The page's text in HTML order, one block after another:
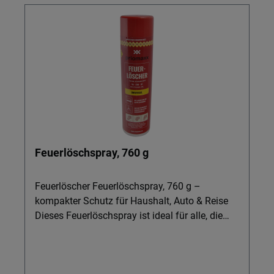
Feuerlöschspray, 760 g
Feuerlöscher Feuerlöschspray, 760 g –
kompakter Schutz für Haushalt, Auto & Reise
Dieses Feuerlöschspray ist ideal für alle, die